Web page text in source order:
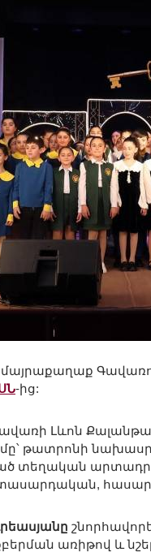
-ից:
Լևոն
թատրոնի
տեղական
առիթով և